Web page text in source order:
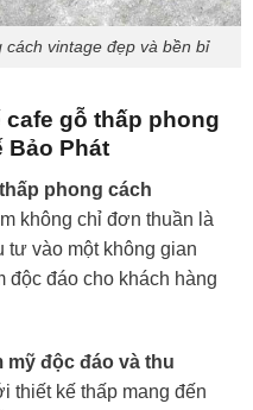
vintage đẹp và bền bỉ
gỗ thấp phong
Bảo Phát
phong cách
không chỉ đơn thuần là
tư vào một không gian
độc đáo cho khách hàng
độc đáo và thu
thiết kế thấp mang đến